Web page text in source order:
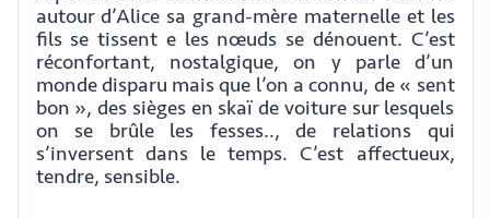
autour d’Alice sa grand-mère maternelle et les
fils se tissent e les nœuds se dénouent. C’est
réconfortant, nostalgique, on y parle d’un
monde disparu mais que l’on a connu, de « sent
bon », des sièges en skaï de voiture sur lesquels
on se brûle les fesses.., de relations qui
s’inversent dans le temps. C’est affectueux,
tendre, sensible.